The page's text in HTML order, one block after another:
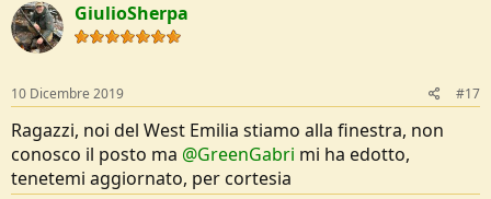
GiulioSherpa
10 Dicembre 2019 #17
Ragazzi, noi del West Emilia stiamo alla finestra, non
conosco il posto ma @GreenGabri mi ha edotto,
tenetemi aggiornato, per cortesia